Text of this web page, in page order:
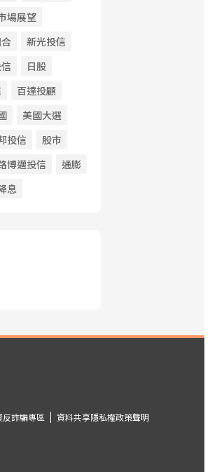
場展望
新光投信
日股
百達投顧
美國大選
投信
股市
博邁投信
通膨
息
反詐騙專區
資料共享隱私權政策聲明